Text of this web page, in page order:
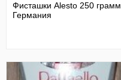
Фисташки Alesto 250 грамм
Германия